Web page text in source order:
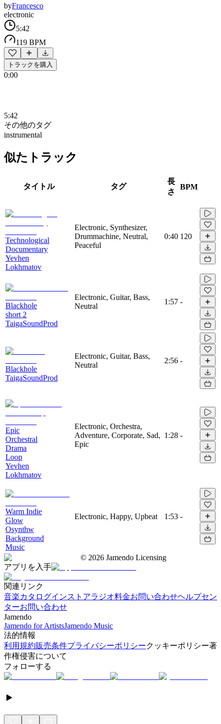
byFrancesco
electronic
5:42
119 BPM
トラックを購入
0:00
5:42
その他のタグ
instrumental
似たトラック
タイトル タグ
長
さ
BPM
Technological
Documentary
Yevhen
Lokhmatov
Electronic, Synthesizer,
Drummachine, Neutral,
Peaceful
0:40 120
Blackhole
short 2
TaigaSoundProd
Electronic, Guitar, Bass,
Neutral
1:57 -
Blackhole
TaigaSoundProd
Electronic, Guitar, Bass,
Neutral
2:56 -
Epic
Orchestral
Drama
Loop
Yevhen
Lokhmatov
Electronic, Orchestra,
Adventure, Corporate, Sad,
Epic
1:28 -
Warm Indie
Glow
Osynthw
Background
Music
Electronic, Happy, Upbeat 1:53 -
© 2026 Jamendo Licensing
アプリを入手
関連リンク
音楽カタログインストアラジオ料金お問い合わせヘルプセン
ターお問い合わせ
Jamendo
Jamendo for ArtistsJamendo Music
法的情報
利用規約販売条件プライバシーポリシークッキーポリシー著
作権侵害について
フォローする